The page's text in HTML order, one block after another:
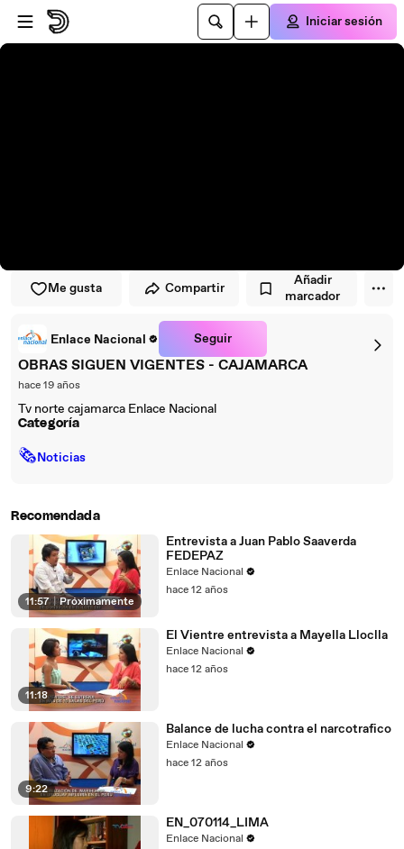
Saltar al reproductor
Saltar al contenido principal
Iniciar sesión
Me gusta Compartir
Añadir
marcador
Enlace Nacional Seguir
OBRAS SIGUEN VIGENTES - CAJAMARCA
hace 19 años
Tv norte cajamarca Enlace Nacional
Categoría
🗞Noticias
Recomendada
11:57 | Próximamente
Entrevista a Juan Pablo Saaverda
FEDEPAZ
Enlace Nacional
hace 12 años
11:18
El Vientre entrevista a Mayella Lloclla
Enlace Nacional
hace 12 años
9:22
Balance de lucha contra el narcotrafico
Enlace Nacional
hace 12 años
EN_070114_LIMA
Enlace Nacional